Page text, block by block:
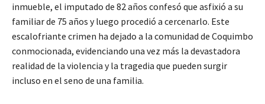
inmueble, el imputado de 82 años confesó que asfixió a su
familiar de 75 años y luego procedió a cercenarlo. Este
escalofriante crimen ha dejado a la comunidad de Coquimbo
conmocionada, evidenciando una vez más la devastadora
realidad de la violencia y la tragedia que pueden surgir
incluso en el seno de una familia.